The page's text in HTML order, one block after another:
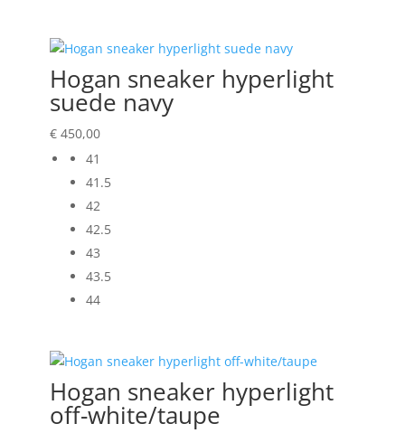
Hogan sneaker hyperlight
suede navy
€450,00
41
41.5
42
42.5
43
43.5
44
Hogan sneaker hyperlight
off-white/taupe